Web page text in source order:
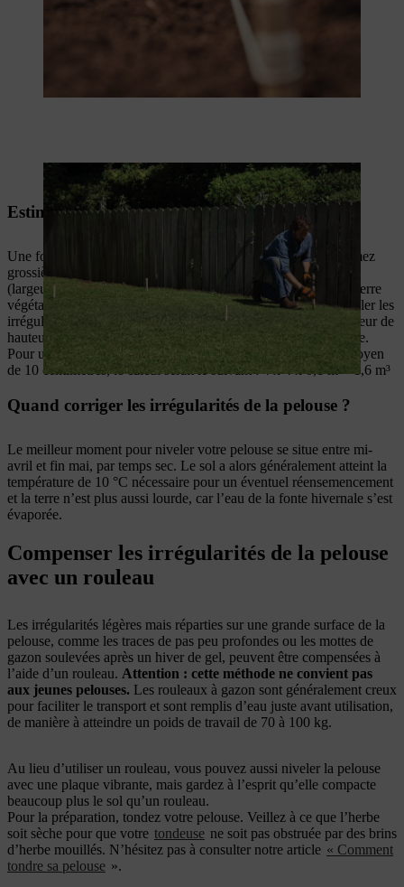
La ficelle doit être correctement alignée
Estimer la quantité de matériau nécessaire
Une fois que vous avez relevé les différences de hauteur, estimez
grossièrement, à l’aide de la formule de calcul du volume
(largeur x longueur x hauteur), le nombre de mètres cubes de terre
végétale et de sable que vous devrez vous procurer pour combler les
irrégularités. Dans le cas d’un plan incliné, retenez comme valeur de
hauteur la moitié de la différence de hauteur maximale mesurée.
Pour une surface de quatre mètres sur quatre et un dénivelé moyen
de 10 centimètres, le calcul serait le suivant : 4 x 4 x 0,1 m = 1,6 m³
Quand corriger les irrégularités de la pelouse ?
Le meilleur moment pour niveler votre pelouse se situe entre mi-
avril et fin mai, par temps sec. Le sol a alors généralement atteint la
température de 10 °C nécessaire pour un éventuel réensemencement
et la terre n’est plus aussi lourde, car l’eau de la fonte hivernale s’est
évaporée.
Compenser les irrégularités de la pelouse
avec un rouleau
Les irrégularités légères mais réparties sur une grande surface de la
pelouse, comme les traces de pas peu profondes ou les mottes de
gazon soulevées après un hiver de gel, peuvent être compensées à
l’aide d’un rouleau. Attention : cette méthode ne convient pas
aux jeunes pelouses. Les rouleaux à gazon sont généralement creux
pour faciliter le transport et sont remplis d’eau juste avant utilisation,
de manière à atteindre un poids de travail de 70 à 100 kg.
Au lieu d’utiliser un rouleau, vous pouvez aussi niveler la pelouse
avec une plaque vibrante, mais gardez à l’esprit qu’elle compacte
beaucoup plus le sol qu’un rouleau.
Pour la préparation, tondez votre pelouse. Veillez à ce que l’herbe
soit sèche pour que votre tondeuse ne soit pas obstruée par des brins
d’herbe mouillés. N’hésitez pas à consulter notre article « Comment
tondre sa pelouse ».